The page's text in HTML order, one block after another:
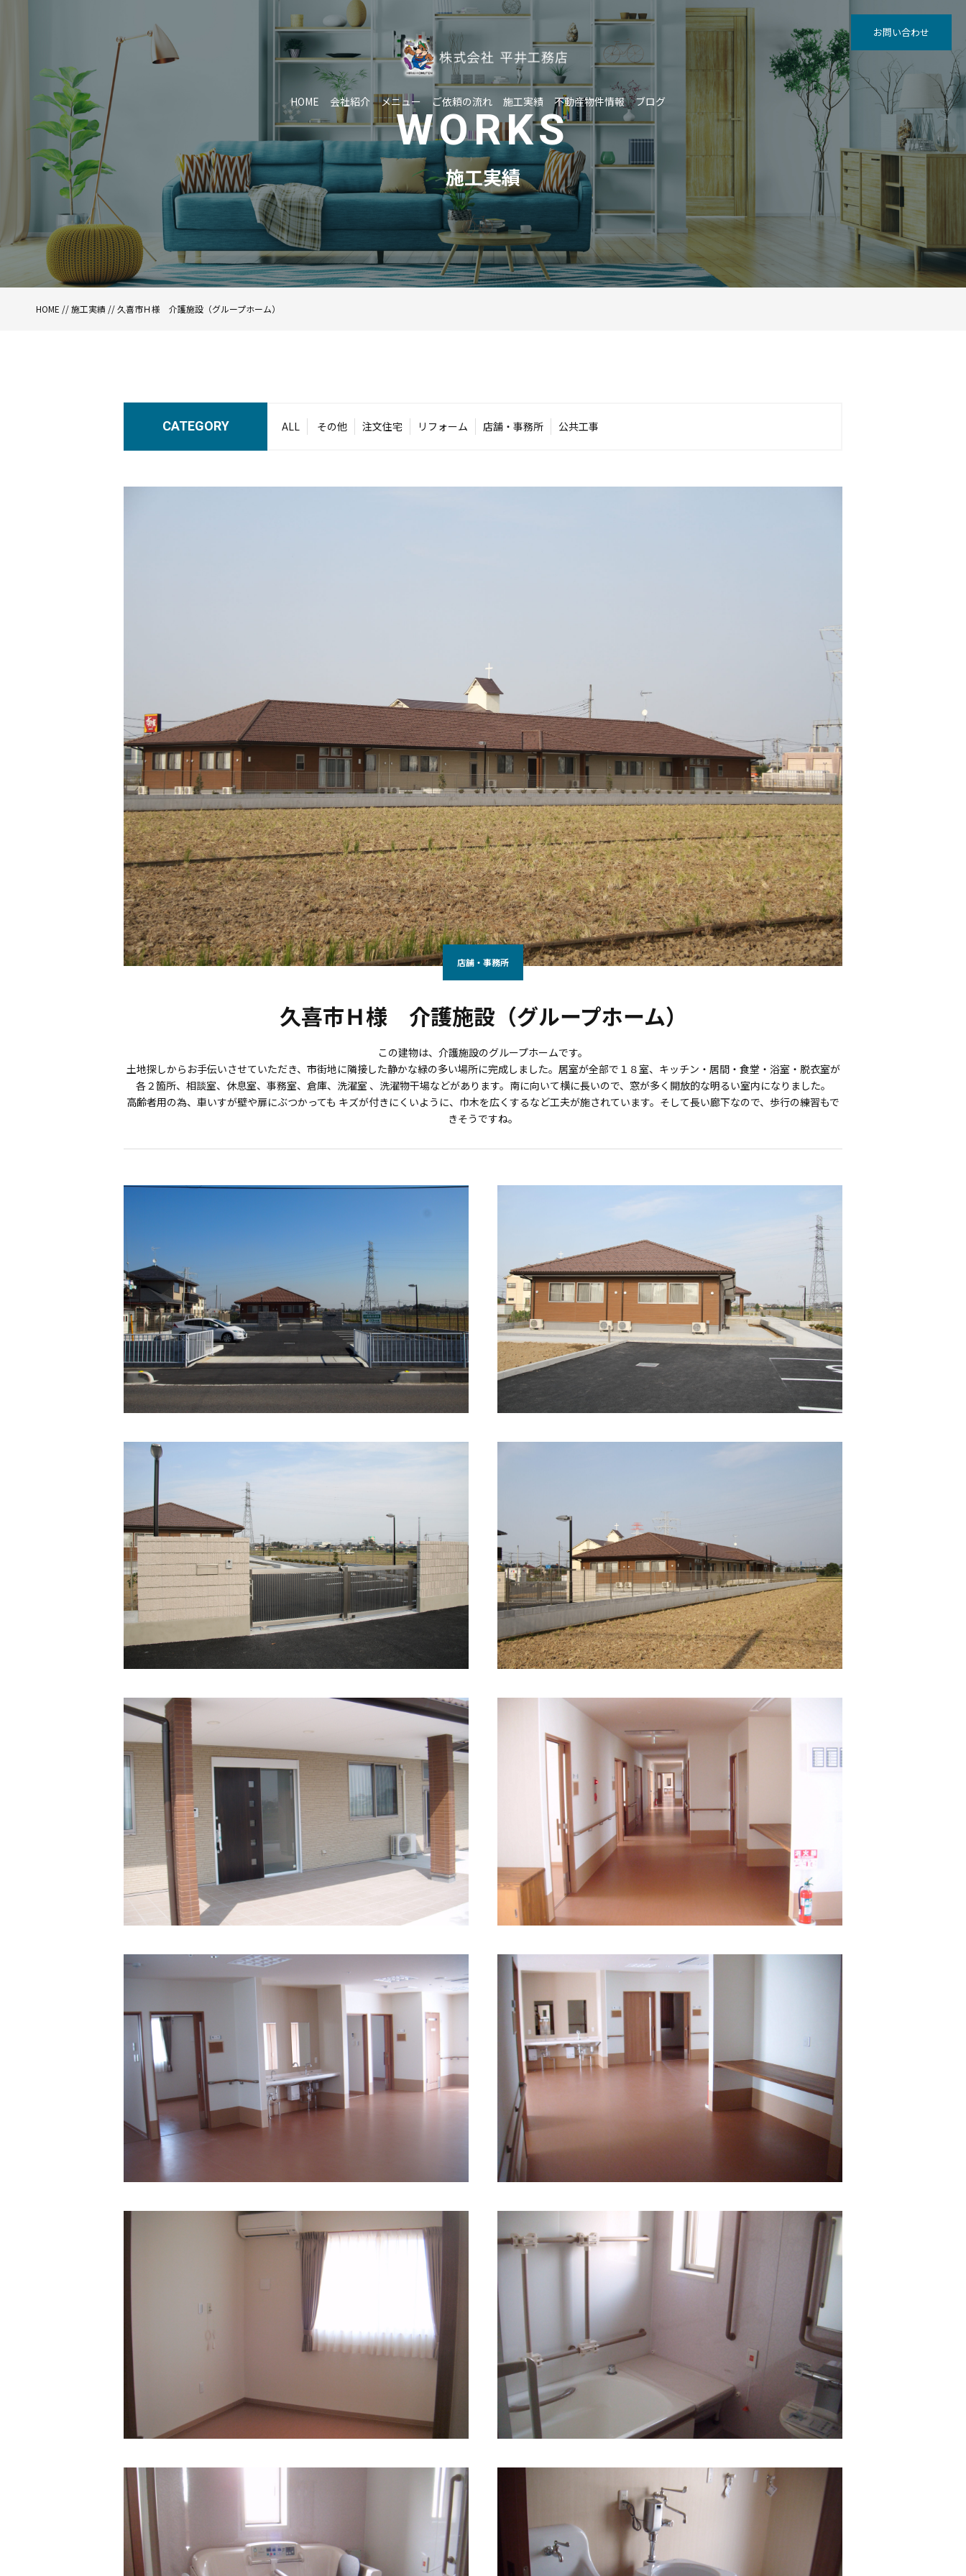
HOME 会社紹介 メニュー ご依頼の流れ 施工実績 不動産物件情報 ブログ
お問い合わせ
WORKS
施工実績
HOME //施工実績 //久喜市Ｈ様 介護施設（グループホーム）
CATEGORY ALL その他 注文住宅 リフォーム 店舗・事務所 公共工事
店舗・事務所
久喜市Ｈ様 介護施設（グループホーム）
この建物は、介護施設のグループホームです。
土地探しからお手伝いさせていただき、市街地に隣接した静かな緑の多い場所に完成しました。居室が全部で１８室、キッチン・居間・食堂・浴室・脱衣室が
各２箇所、相談室、休息室、事務室、倉庫、洗濯室 、洗濯物干場などがあります。南に向いて横に長いので、窓が多く開放的な明るい室内になりました。
高齢者用の為、車いすが壁や扉にぶつかっても キズが付きにくいように、巾木を広くするなど工夫が施されています。そして長い廊下なので、歩行の練習もで
きそうですね。